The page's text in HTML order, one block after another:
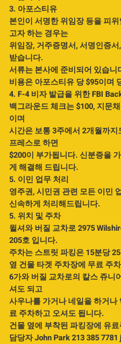
3. 아포스티유
본인이 서명한 위임장 등을 피
고자 하는 경우는
위임장, 거주증명서, 서명인증
받습니다.
서류는 본사에 준비되어 있습니
비용은 아포스티유 당 $95이며
4. F-4 비자 발급을 위한 FBI
백그라운드 체크는 $100, 지문
이며
시간은 보통 3주에서 2개월까
프레스로 하면
$200이 부가됩니다. 신분증을
게 해결해 드립니다.
5. 이민 업무 처리
영주권, 시민권 관련 모든 이민
신속하게 처리해드립니다.
5. 위치 및 주차
윌셔와 버질 교차로 2975
205호 입니다.
주차는 스트릿 파킹은 15분당
옆 건물 타겟 주차장에 무료 주
6가와 버질 교차로의 칼스 쥬니
셔도 되고
사우나를 가거나 네일을 하거
료 주차하고 오셔도 됩니다.
건물 옆에 부착된 파킹장에 유
담당자 John Park 213 385